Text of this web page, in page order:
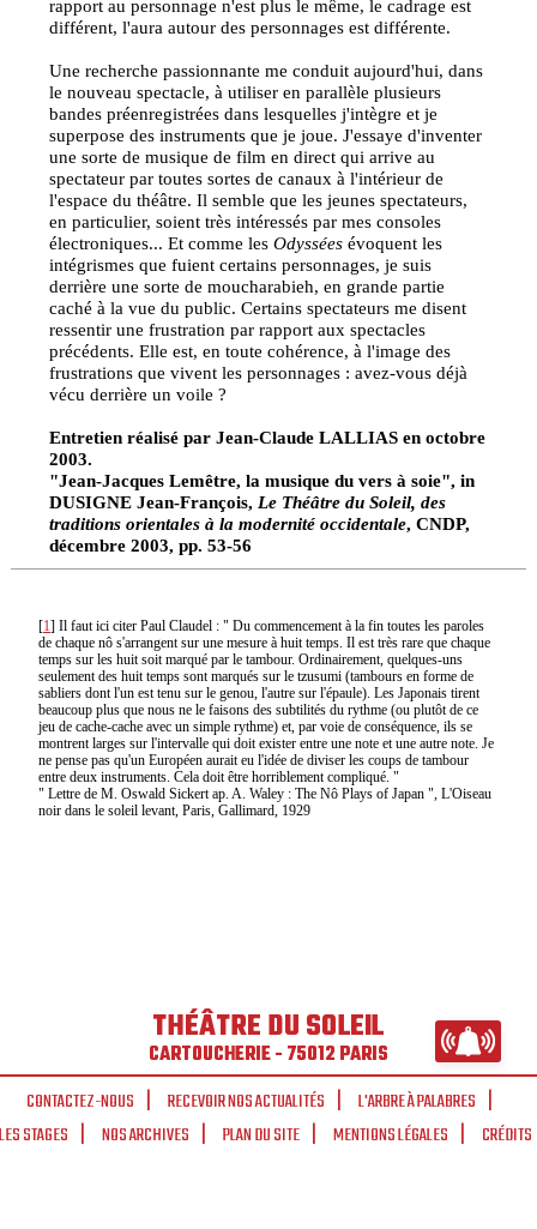
rapport au personnage n'est plus le même, le cadrage est
différent, l'aura autour des personnages est différente.
Une recherche passionnante me conduit aujourd'hui, dans
le nouveau spectacle, à utiliser en parallèle plusieurs
bandes préenregistrées dans lesquelles j'intègre et je
superpose des instruments que je joue. J'essaye d'inventer
une sorte de musique de film en direct qui arrive au
spectateur par toutes sortes de canaux à l'intérieur de
l'espace du théâtre. Il semble que les jeunes spectateurs,
en particulier, soient très intéressés par mes consoles
électroniques... Et comme lesOdyssées évoquent les
intégrismes que fuient certains personnages, je suis
derrière une sorte de moucharabieh, en grande partie
caché à la vue du public. Certains spectateurs me disent
ressentir une frustration par rapport aux spectacles
précédents. Elle est, en toute cohérence, à l'image des
frustrations que vivent les personnages : avez-vous déjà
vécu derrière un voile ?
Entretien réalisé par Jean-Claude LALLIAS en octobre
2003.
"Jean-Jacques Lemêtre, la musique du vers à soie", in
DUSIGNE Jean-François, Le Théâtre du Soleil, des
traditions orientales à la modernité occidentale, CNDP,
décembre 2003, pp. 53-56
[1] Il faut ici citer Paul Claudel : " Du commencement à la fin toutes les paroles
de chaque nô s'arrangent sur une mesure à huit temps. Il est très rare que chaque
temps sur les huit soit marqué par le tambour. Ordinairement, quelques-uns
seulement des huit temps sont marqués sur le tzusumi (tambours en forme de
sabliers dont l'un est tenu sur le genou, l'autre sur l'épaule). Les Japonais tirent
beaucoup plus que nous ne le faisons des subtilités du rythme (ou plutôt de ce
jeu de cache-cache avec un simple rythme) et, par voie de conséquence, ils se
montrent larges sur l'intervalle qui doit exister entre une note et une autre note. Je
ne pense pas qu'un Européen aurait eu l'idée de diviser les coups de tambour
entre deux instruments. Cela doit être horriblement compliqué. "
" Lettre de M. Oswald Sickert ap. A. Waley : The Nô Plays of Japan ", L'Oiseau
noir dans le soleil levant, Paris, Gallimard, 1929
THÉÂTRE DU SOLEIL
CARTOUCHERIE - 75012 PARIS
CONTACTEZ-NOUS
RECEVOIR NOS ACTUALITÉS
L'ARBRE À PALABRES
LES STAGES
NOS ARCHIVES PLAN DU SITE MENTIONS LÉGALES CRÉDITS